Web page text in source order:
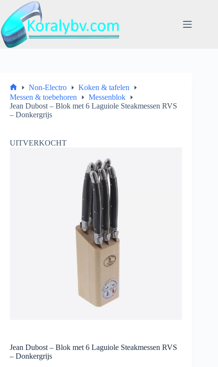
naar
de
inhoud
Home
Non-Electro
Koken & tafelen
Messen & toebehoren
Messenblok
Jean Dubost – Blok met 6 Laguiole Steakmessen RVS
– Donkergrijs
UITVERKOCHT
Jean Dubost – Blok met 6 Laguiole Steakmessen RVS
– Donkergrijs